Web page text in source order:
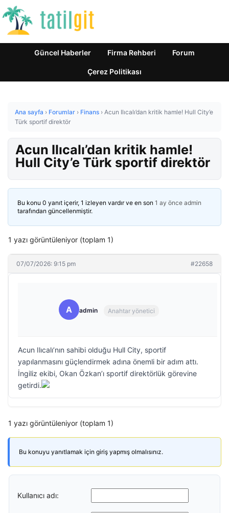
Güncel Haberler Firma Rehberi Forum
Çerez Politikası
Ana sayfa › Forumlar › Finans › Acun Ilıcalı’dan kritik hamle! Hull City’e
Türk sportif direktör
Acun Ilıcalı’dan kritik hamle!
Hull City’e Türk sportif direktör
Bu konu 0 yanıt içerir, 1 izleyen vardır ve en son 1 ay önce admin
tarafından güncellenmiştir.
1 yazı görüntüleniyor (toplam 1)
07/07/2026: 9:15 pm #22658
A admin Anahtar yönetici
Acun Ilıcalı’nın sahibi olduğu Hull City, sportif
yapılanmasını güçlendirmek adına önemli bir adım attı.
İngiliz ekibi, Okan Özkan’ı sportif direktörlük görevine
getirdi.
1 yazı görüntüleniyor (toplam 1)
Bu konuyu yanıtlamak için giriş yapmış olmalısınız.
Kullanıcı adı: